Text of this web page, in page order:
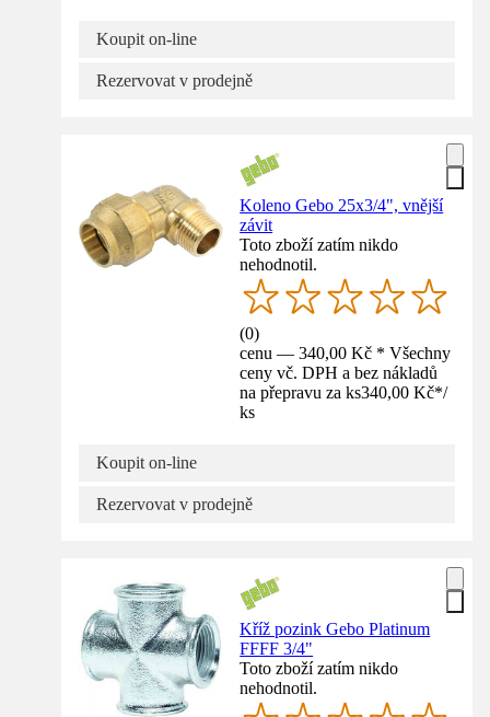
Koupit on-line
Rezervovat v prodejně
Koleno Gebo 25x3/4", vnější
závit
Toto zboží zatím nikdo
nehodnotil.
(0)
cenu — 340,00 Kč * Všechny
ceny vč. DPH a bez nákladů
na přepravu za ks340,00 Kč*/
ks
Koupit on-line
Rezervovat v prodejně
Kříž pozink Gebo Platinum
FFFF 3/4"
Toto zboží zatím nikdo
nehodnotil.